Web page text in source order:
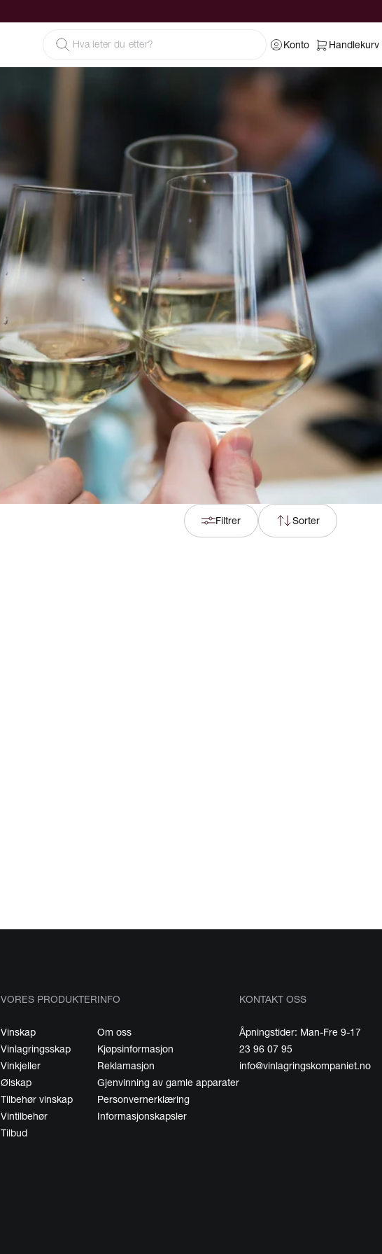
Konto Handlekurv
Filtrer Sorter
VORES PRODUKTER
Vinskap
Vinlagringsskap
Vinkjeller
Ølskap
Tilbehør vinskap
Vintilbehør
Tilbud
INFO
Om oss
Kjøpsinformasjon
Reklamasjon
Gjenvinning av gamle apparater
Personvernerklæring
Informasjonskapsler
KONTAKT OSS
Åpningstider: Man-Fre 9-17
23 96 07 95
info@vinlagringskompaniet.no